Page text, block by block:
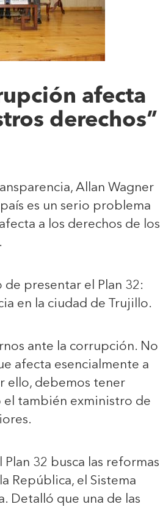
afecta
derechos”
Allan Wagner
es un serio problema
a los derechos de los
de presentar el Plan 32:
en la ciudad de Trujillo.
ante la corrupción. No
afecta esencialmente a
ello, debemos tener
el también exministro de
32 busca las reformas
República, el Sistema
Detalló que una de las